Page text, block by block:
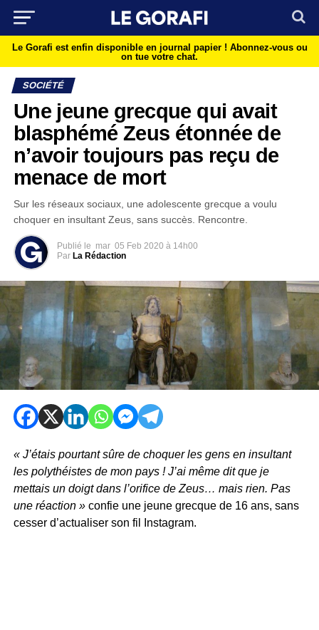
Le Gorafi est enfin disponible en journal papier ! Abonnez-vous ou
on tue votre chat.
SOCIÉTÉ
Une jeune grecque qui avait
blasphémé Zeus étonnée de
n’avoir toujours pas reçu de
menace de mort
Sur les réseaux sociaux, une adolescente grecque a voulu
choquer en insultant Zeus, sans succès. Rencontre.
Publié le mar 05 Feb 2020 à 14h00
Par La Rédaction
« J’étais pourtant sûre de choquer les gens en insultant
les polythéistes de mon pays ! J’ai même dit que je
mettais un doigt dans l’orifice de Zeus… mais rien. Pas
une réaction »confie une jeune grecque de 16 ans, sans
cesser d’actualiser son fil Instagram.